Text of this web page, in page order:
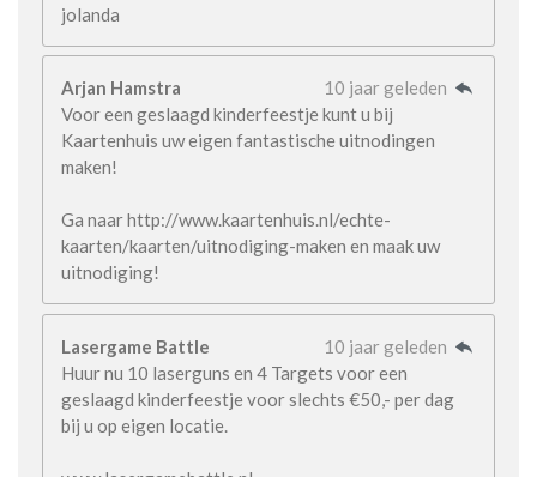
jolanda
Arjan Hamstra
10 jaar geleden
Voor een geslaagd kinderfeestje kunt u bij
Kaartenhuis uw eigen fantastische uitnodingen
maken!
Ga naar http://www.kaartenhuis.nl/echte-
kaarten/kaarten/uitnodiging-maken en maak uw
uitnodiging!
Lasergame Battle
10 jaar geleden
Huur nu 10 laserguns en 4 Targets voor een
geslaagd kinderfeestje voor slechts €50,- per dag
bij u op eigen locatie.